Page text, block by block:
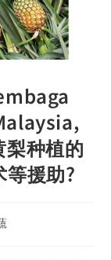
种植的
等援助?